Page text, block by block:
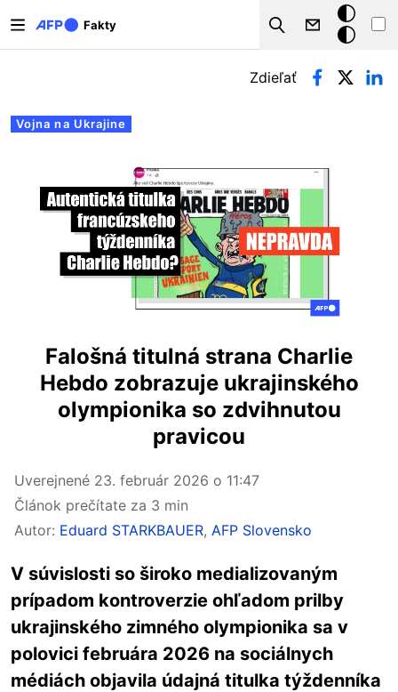
Fakty
Search
Tmavý
režim
Primárne karty
Vojna na Ukrajine
Zdieľať
Falošná titulná strana Charlie
Hebdo zobrazuje ukrajinského
olympionika so zdvihnutou
pravicou
Uverejnené 23. február 2026 o 11:47
Článok prečítate za 3 min
Autor: Eduard STARKBAUER, AFP Slovensko
V súvislosti so široko medializovaným
prípadom kontroverzie ohľadom prilby
ukrajinského zimného olympionika sa v
polovici februára 2026 na sociálnych
médiách objavila údajná titulka týždenníka